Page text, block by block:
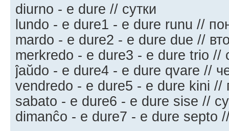
diurno - e dure // сутки
lundo - e dure1 - e dure runu //
mardo - e dure2 - e dure due //
merkredo - e dure3 - e dure trio //
ĵaŭdo - e dure4 - e dure qvare //
vendredo - e dure5 - e dure kini //
sabato - e dure6 - e dure sise //
dimanĉo - e dure7 - e dure septo